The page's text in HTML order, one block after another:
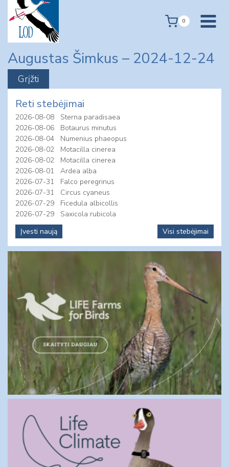
content
0
Augustas Šimkus – 2024-12-24
Reti stebėjimai
2026-08-08
Sterna paradisaea
2026-08-06
Botaurus minutus
2026-08-04
Numenius phaeopus
2026-08-02
Motacilla cinerea
2026-08-02
Motacilla cinerea
2026-08-01
Ardea alba
2026-07-31
Falco peregrinus
2026-07-31
Circus cyaneus
2026-07-29
Ficedula albicollis
2026-07-29
Saxicola rubicola
Įvesti naują
Visi stebėjimai